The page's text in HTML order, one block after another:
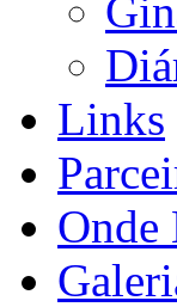
Links
Onde